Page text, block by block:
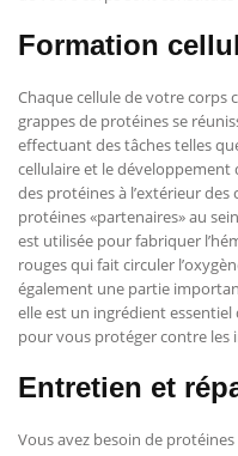
Formation
Chaque cellule de votre corps
grappes de protéines se
effectuant des tâches telles
cellulaire et le développement
des protéines à l’extérieur
protéines «partenaires» au
est utilisée pour fabriquer
rouges qui fait circuler
également une partie
elle est un ingrédient
pour vous protéger contre les
Entretien et
Vous avez besoin de